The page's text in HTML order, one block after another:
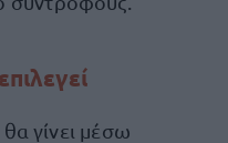
θα γίνει μέσω